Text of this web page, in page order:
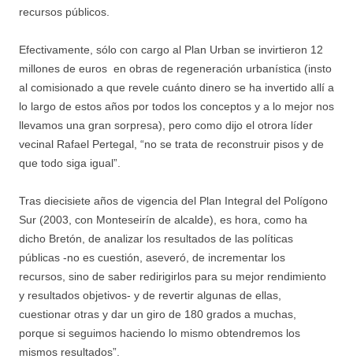
recursos públicos.
Efectivamente, sólo con cargo al Plan Urban se invirtieron 12
millones de euros en obras de regeneración urbanística (insto
al comisionado a que revele cuánto dinero se ha invertido allí a
lo largo de estos años por todos los conceptos y a lo mejor nos
llevamos una gran sorpresa), pero como dijo el otrora líder
vecinal Rafael Pertegal, “no se trata de reconstruir pisos y de
que todo siga igual”.
Tras diecisiete años de vigencia del Plan Integral del Polígono
Sur (2003, con Monteseirín de alcalde), es hora, como ha
dicho Bretón, de analizar los resultados de las políticas
públicas -no es cuestión, aseveró, de incrementar los
recursos, sino de saber redirigirlos para su mejor rendimiento
y resultados objetivos- y de revertir algunas de ellas,
cuestionar otras y dar un giro de 180 grados a muchas,
porque si seguimos haciendo lo mismo obtendremos los
mismos resultados”.